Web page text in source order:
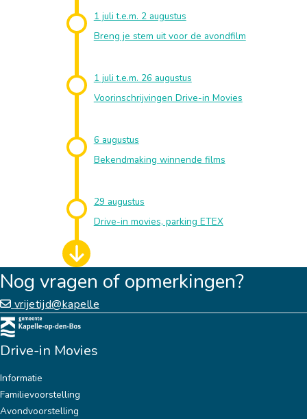
1 juli t.e.m. 2 augustus
Breng je stem uit voor de avondfilm
1 juli t.e.m. 26 augustus
Voorinschrijvingen Drive-in Movies
6 augustus
Bekendmaking winnende films
29 augustus
Drive-in movies, parking ETEX
Nog vragen of opmerkingen?
vrijetijd@kapelle
Drive-in Movies
Informatie
Familievoorstelling
Avondvoorstelling